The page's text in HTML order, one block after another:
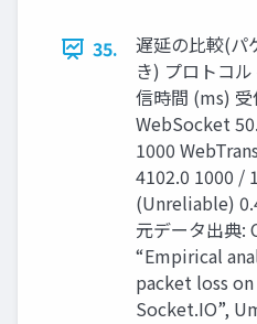
35.
遅延の比較(パ
き) プロトコ
信時間 (ms)
WebSocket
1000
4102.0 1000 /
(Unreliable)
元データ出典:
“Empirical
packet loss
Socket.IO”,